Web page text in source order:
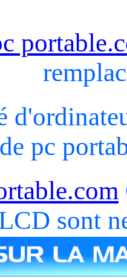
de pc
sont